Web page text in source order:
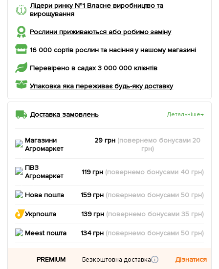
Лідери ринку №1 Власне виробництво та
вирощування
Рослини приживаються або робимо заміну
16 000 сортів рослин та насіння у нашому магазині
Перевірено в садах 3 000 000 клієнтів
Упаковка яка переживає будь-яку доставку
Доставка замовлень Детальніше→
Магазини
Агромаркет
29 грн (повернемобонусами 20
грн)
ПВЗ
Агромаркет
119 грн (повернемо бонусами 40 грн)
Нова пошта 159 грн (повернемо бонусами 50 грн)
Укрпошта 139 грн (повернемо бонусами35 грн)
Meest пошта 134 грн (повернемо бонусами 50 грн)
PREMIUM Безкоштовна доставка Дізнатися